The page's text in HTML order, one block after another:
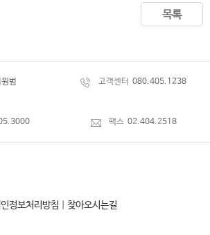
목록
범 고객센터 080.405.1238
팩스 02.404.2518
정보처리방침 찾아오시는길